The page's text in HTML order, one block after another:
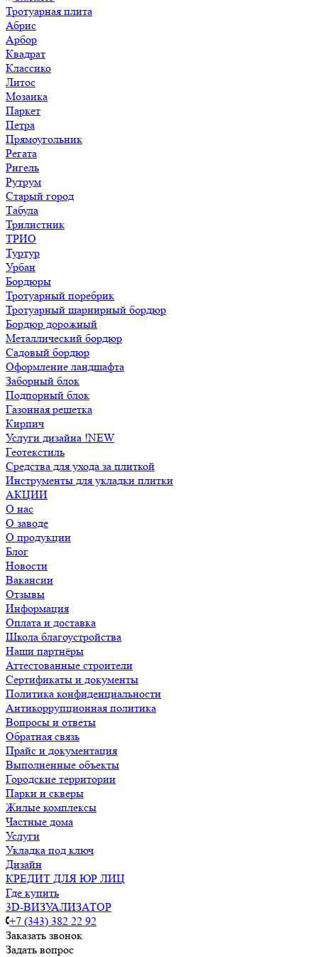
Тротуарная плита
Абрис
Арбор
Квадрат
Классико
Литос
Мозаика
Паркет
Петра
Прямоугольник
Регата
Ригель
Рутрум
Старый город
Табула
Трилистник
ТРИО
Туртур
Урбан
Бордюры
Тротуарный поребрик
Тротуарный шарнирный бордюр
Бордюр дорожный
Металлический бордюр
Садовый бордюр
Оформление ландшафта
Заборный блок
Подпорный блок
Газонная решетка
Кирпич
Услуги дизайна !NEW
Геотекстиль
Средства для ухода за плиткой
Инструменты для укладки плитки
АКЦИИ
О нас
О заводе
О продукции
Блог
Новости
Вакансии
Отзывы
Информация
Оплата и доставка
Школа благоустройства
Наши партнёры
Аттестованные строители
Сертификаты и документы
Политика конфиденциальности
Антикоррупционная политика
Вопросы и ответы
Обратная связь
Прайс и документация
Выполненные объекты
Городские территории
Парки и скверы
Жилые комплексы
Частные дома
Услуги
Укладка под ключ
Дизайн
КРЕДИТ ДЛЯ ЮР ЛИЦ
Где купить
3D-ВИЗУАЛИЗАТОР
+7 (343) 382 22 92
Заказать звонок
Задать вопрос